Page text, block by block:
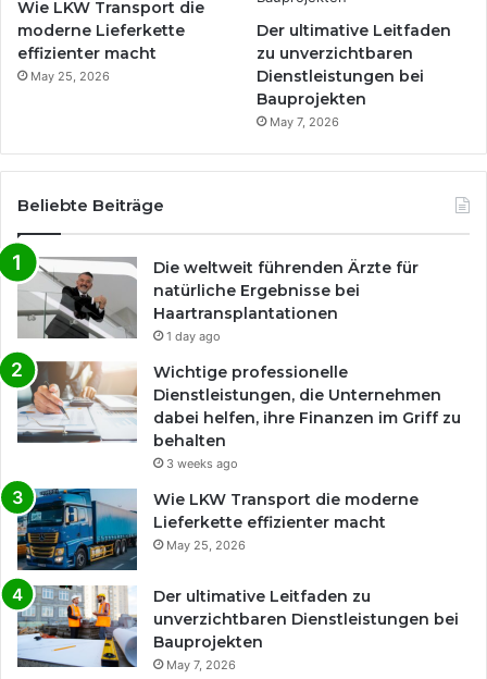
Wie LKW Transport die
moderne Lieferkette
effizienter macht
May 25, 2026
Der ultimative Leitfaden
zu unverzichtbaren
Dienstleistungen bei
Bauprojekten
May 7, 2026
Beliebte Beiträge
Die weltweit führenden Ärzte für
natürliche Ergebnisse bei
Haartransplantationen
1 day ago
Wichtige professionelle
Dienstleistungen, die Unternehmen
dabei helfen, ihre Finanzen im Griff zu
behalten
3 weeks ago
Wie LKW Transport die moderne
Lieferkette effizienter macht
May 25, 2026
Der ultimative Leitfaden zu
unverzichtbaren Dienstleistungen bei
Bauprojekten
May 7, 2026